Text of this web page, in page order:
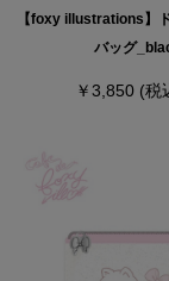
【foxy illustrations】
バッグ
￥3,850 (税